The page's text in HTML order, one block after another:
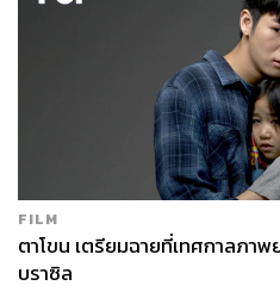
FILM
ตาโขน เตรียมฉายที่เทศกาลภา
บราซิล